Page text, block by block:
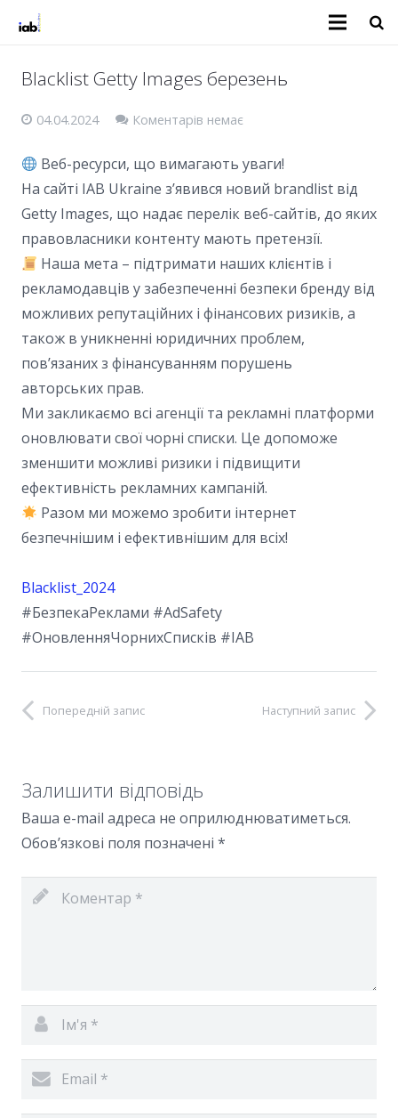
Blacklist Getty Images березень
04.04.2024 Коментарів немає
Веб-ресурси, що вимагають уваги!
На сайті IAB Ukraine з’явився новий brandlist від
Getty Images, що надає перелік веб-сайтів, до яких
правовласники контенту мають претензії.
Наша мета – підтримати наших клієнтів і
рекламодавців у забезпеченні безпеки бренду від
можливих репутаційних і фінансових ризиків, а
також в уникненні юридичних проблем,
пов’язаних з фінансуванням порушень
авторських прав.
Ми закликаємо всі агенції та рекламні платформи
оновлювати свої чорні списки. Це допоможе
зменшити можливі ризики і підвищити
ефективність рекламних кампаній.
Разом ми можемо зробити інтернет
безпечнішим і ефективнішим для всіх!
Blacklist_2024
#БезпекаРеклами #AdSafety
#ОновленняЧорнихСписків #IAB
Попередній запис Наступний запис
Залишити відповідь
Ваша e-mail адреса не оприлюднюватиметься.
Обов’язкові поля позначені *